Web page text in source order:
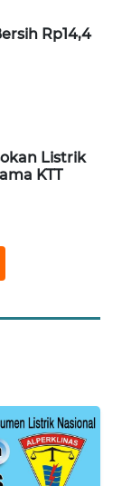
Rp14,4
Listrik
KTT